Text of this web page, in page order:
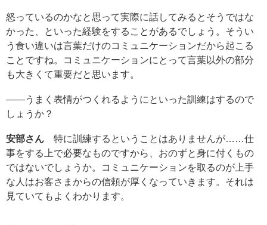
怒っているのかなと思って実際に話してみるとそうではな
かった、といった経験をすることがあるでしょう。そうい
う食い違いは言葉だけのコミュニケーションだから起こる
ことですね。コミュニケーションにとって言葉以外の部分
も大きくて重要だと思います。
――うまく表情がつくれるようにといった訓練はするので
しょうか？
安部さん 特に訓練するということはありませんが……仕
事をする上で必要なものですから、おのずと身に付くもの
ではないでしょうか。コミュニケーションを取るのが上手
な人はお客さまからの信頼が厚くなっていきます。それは
見ていてもよくわかります。